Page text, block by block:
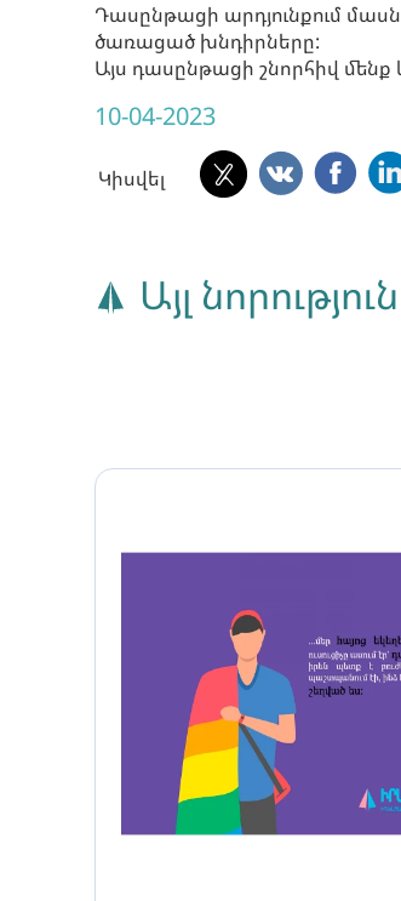
Դասընթացի արդյունքում
ծառացած խնդիրները:
Այս դասընթացի շնորհիվ
10-04-2023
Կիսվել
Այլ